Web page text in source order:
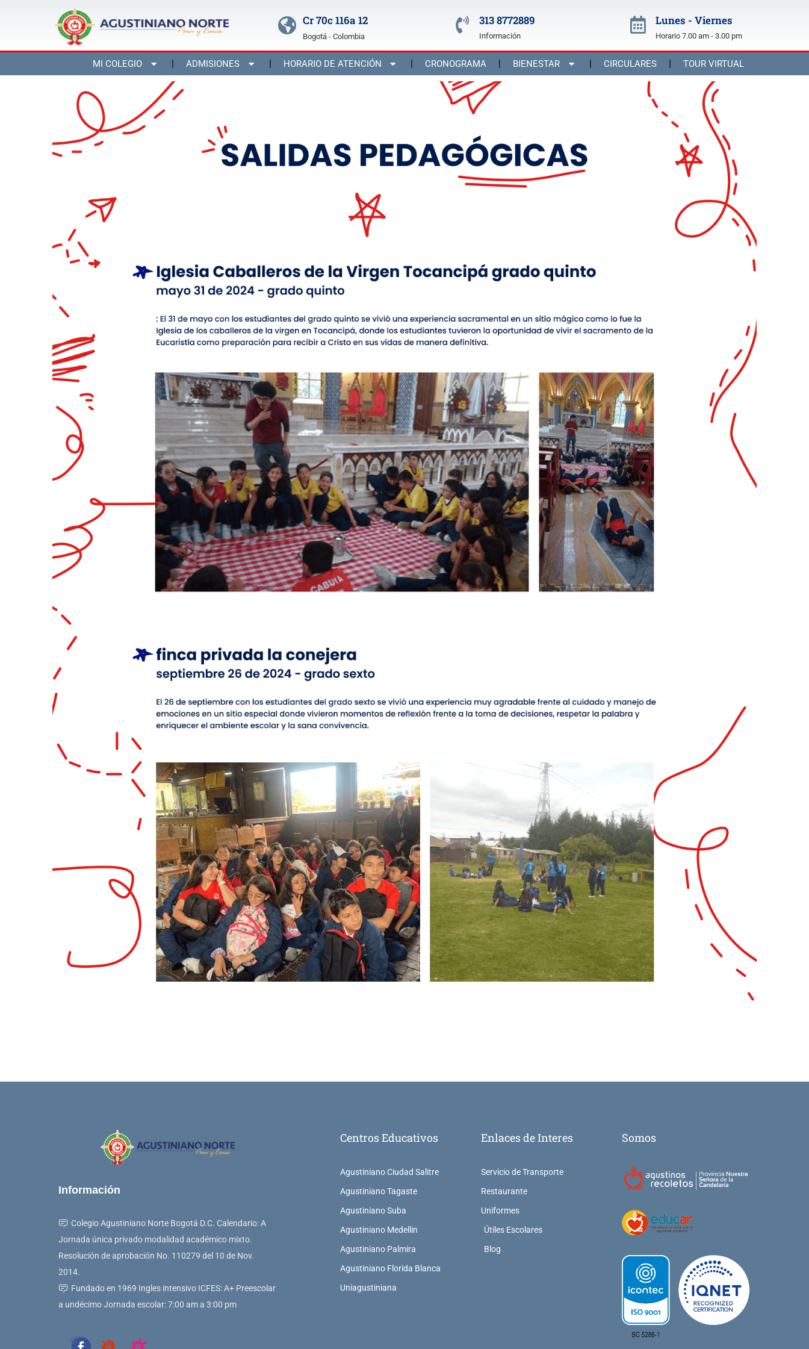
Cr 70c 116a 12
Bogotá - Colombia
313 8772889
Información
Lunes - Viernes
Horario 7.00 am - 3.00 pm
MI COLEGIO ADMISIONES HORARIO DE ATENCIÓN CRONOGRAMA BIENESTAR CIRCULARES TOUR VIRTUAL
Información
Colegio Agustiniano Norte Bogotá D.C. Calendario: A
Jornada única privado modalidad académico mixto.
Resolución de aprobación No. 110279 del 10 de Nov.
2014.
Fundado en 1969 Ingles intensivo ICFES: A+ Preescolar
a undécimo Jornada escolar: 7:00 am a 3:00 pm
Centros Educativos
Agustiniano Ciudad Salitre
Agustiniano Tagaste
Agustiniano Suba
Agustiniano Medellin
Agustiniano Palmira
Agustiniano Florida Blanca
Uniagustiniana
Enlaces de Interes
Servicio de Transporte
Restaurante
Uniformes
Útiles Escolares
Blog
Somos